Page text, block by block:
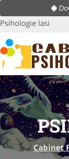
Psihologie Iasi
Cabinet